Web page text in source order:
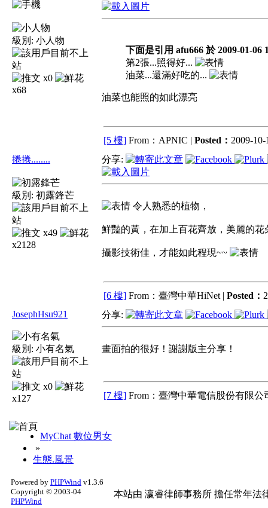
級別: 小人物
x0
x68
下面是引用 afu666 於 2009-01-06
第2張...照得好...
油菜...還滿好吃的...
油菜也能照的如此漂亮
[5 樓] From：APNIC | Posted： 2009-10-
捲捲........
級別: 初露鋒芒
x49
x2128
分享:
令人熟悉的植物，
鮮豔的黃，在加上百花齊放，美麗的花
攝影技術佳，才能如此程現~~
[6 樓] From：臺灣中華HiNet | Posted：
JosephHsu921
級別: 小有名氣
x0
x127
分享:
畫面拍的很好！謝謝版主分享！
[7 樓] From：臺灣中華電信股份有限公
MyChat 數位男女
»
生態.風景
Powered by PHPWind v1.3.6
Copyright © 2003-04
PHPWind
本站由 瀛睿律師事務所 擔任常年法